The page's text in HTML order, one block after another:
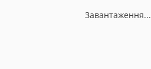
Завантаження...